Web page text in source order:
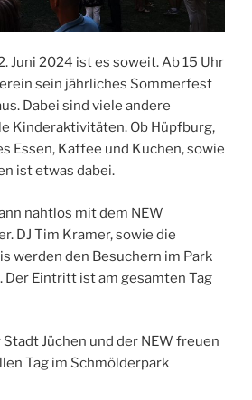
Juni 2024 ist es soweit. Ab 15 Uhr
sein jährliches Sommerfest
Dabei sind viele andere
Kinderaktivitäten. Ob Hüpfburg,
Essen, Kaffee und Kuchen, sowie
ist etwas dabei.
nahtlos mit dem NEW
DJ Tim Kramer, sowie die
werden den Besuchern im Park
Der Eintritt ist am gesamten Tag
Jüchen und der NEW freuen
Tag im Schmölderpark